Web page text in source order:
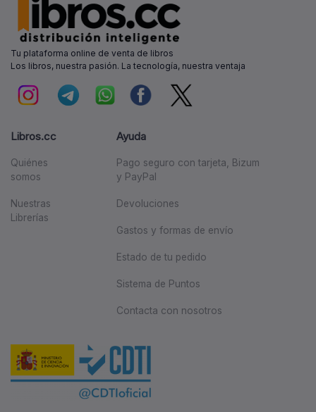
Tu plataforma online de venta de libros
Los libros, nuestra pasión. La tecnología, nuestra ventaja
Libros.cc
Quiénes
somos
Nuestras
Librerías
Ayuda
Pago seguro con tarjeta, Bizum
y PayPal
Devoluciones
Gastos y formas de envío
Estado de tu pedido
Sistema de Puntos
Contacta con nosotros